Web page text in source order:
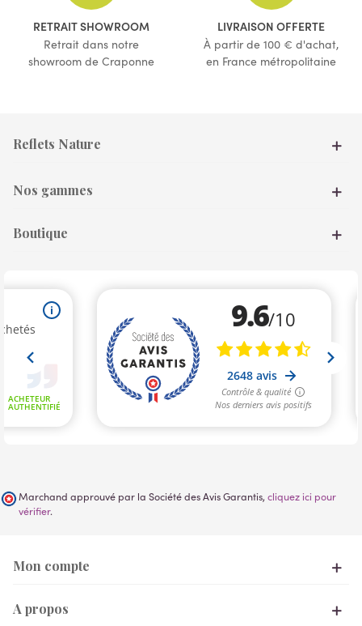
(9 avis)
RETRAIT SHOWROOM
Retrait dans notre
showroom de Craponne
LIVRAISON OFFERTE
À partir de 100 € d'achat,
en France métropolitaine
Reflets Nature
Nos gammes
Boutique
Marchand approuvé par la Société des Avis Garantis, cliquez ici pour
vérifier.
Mon compte
A propos